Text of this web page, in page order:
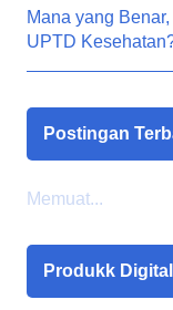
Mana yang
UPTD
Postingan
Memuat...
Produkk